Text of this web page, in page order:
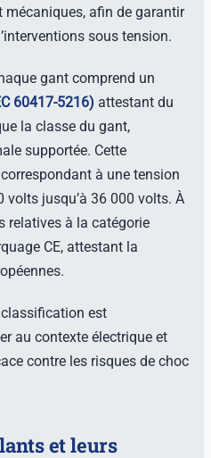
afin de garantir
sous tension.
gant comprend un
60417-5216) attestant du
la classe du gant,
supportée. Cette
à une tension
jusqu’à 36 000 volts. À
relatives à la catégorie
CE, attestant la
est
au contexte électrique et
contre les risques de choc
et leurs